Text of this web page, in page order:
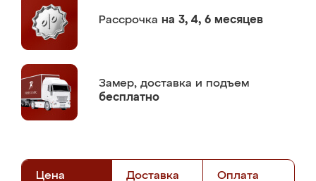
Рассрочка на 3, 4, 6 месяцев
Замер, доставка и подъем
бесплатно
Цена Доставка Оплата